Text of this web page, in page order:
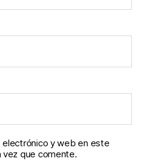
electrónico y web en este
vez que comente.